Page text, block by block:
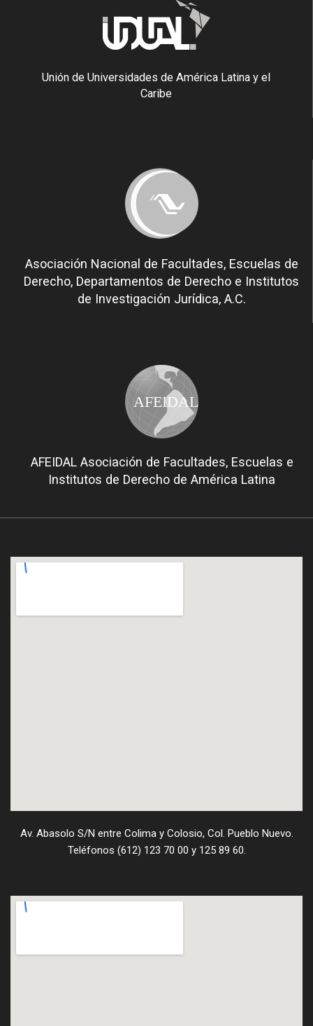
Unión de Universidades de América Latina y el
Caribe
Asociación Nacional de Facultades, Escuelas de
Derecho, Departamentos de Derecho e Institutos
de Investigación Jurídica, A.C.
AFEIDAL
AFEIDAL Asociación de Facultades, Escuelas e
Institutos de Derecho de América Latina
Av. Abasolo S/N entre Colima y Colosio, Col. Pueblo Nuevo.
Teléfonos (612) 123 70 00 y 125 89 60.